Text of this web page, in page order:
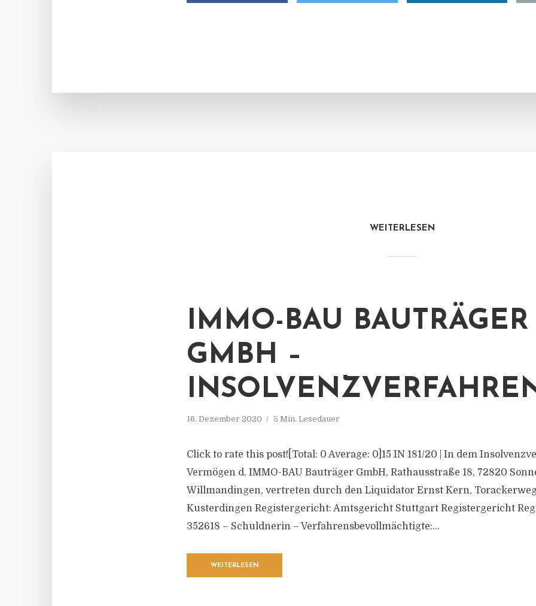
WEITERLESEN
IMMO-BAU BAUTRÄGER
GMBH –
16. Dezember 2020 5 Min. Lesedauer
Click to rate this post![Total: 0 Average: 0]15 IN 181/20 | In dem
Vermögen d. IMMO-BAU Bauträger GmbH, Rathausstraße 18, 72820
Willmandingen, vertreten durch den Liquidator Ernst Kern, Torackerweg
Kusterdingen Registergericht: Amtsgericht Stuttgart Registergericht
352618 – Schuldnerin – Verfahrensbevollmächtigte:...
WEITERLESEN